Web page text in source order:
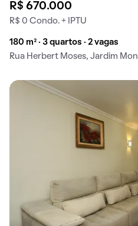
R$ 670.000
R$ 0 Condo. + IPTU
180 m² · 3 quartos · 2 vagas
Rua Herbert Moses, Jardim